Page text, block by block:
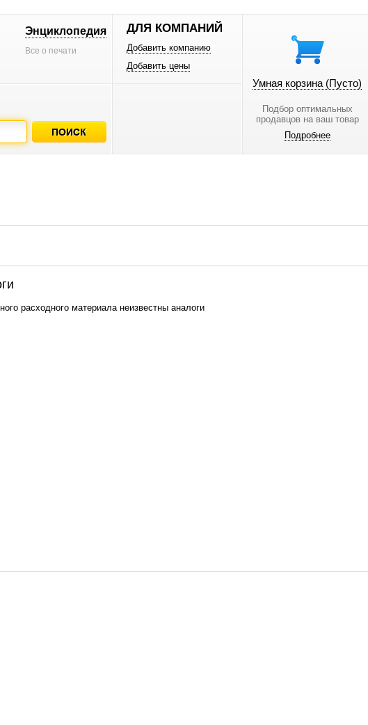
Энциклопедия
Все о печати
ДЛЯ КОМПАНИЙ
Добавить компанию
Добавить цены
Умная корзина (Пусто)
Подбор оптимальных
продавцов на ваш товар
Подробнее
расходного материала неизвестны аналоги